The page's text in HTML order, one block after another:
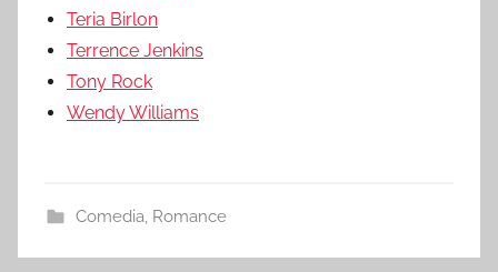
Teria Birlon
Terrence Jenkins
Tony Rock
Wendy Williams
Comedia, Romance